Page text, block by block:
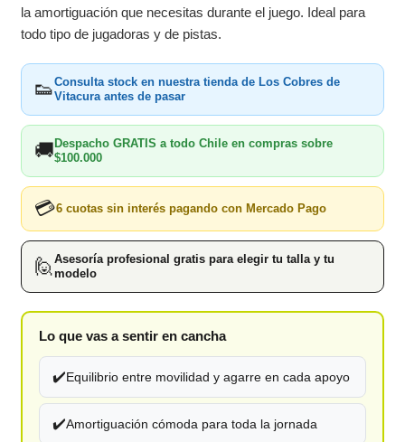
la amortiguación que necesitas durante el juego. Ideal para
todo tipo de jugadoras y de pistas.
👟Consulta stock en nuestra tienda de Los Cobres de
Vitacura antes de pasar
🚚Despacho GRATIS a todo Chile en compras sobre
$100.000
💳6 cuotas sin interés pagando con Mercado Pago
🙋Asesoría profesional gratis para elegir tu talla y tu
modelo
Lo que vas a sentir en cancha
✔️Equilibrio entre movilidad y agarre en cada apoyo
✔️Amortiguación cómoda para toda la jornada